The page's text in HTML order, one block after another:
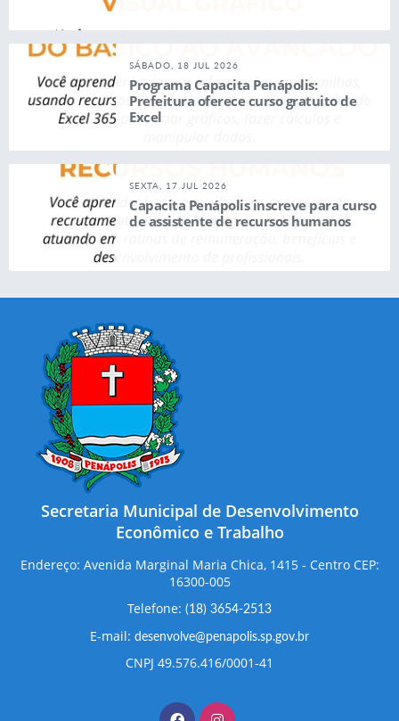
SÁBADO, 18 JUL 2026
Programa Capacita Penápolis:
Prefeitura oferece curso gratuito de
Excel
SEXTA, 17 JUL 2026
Capacita Penápolis inscreve para curso
de assistente de recursos humanos
Secretaria Municipal de Desenvolvimento
Econômico e Trabalho
Endereço: Avenida Marginal Maria Chica, 1415 - Centro CEP:
16300-005
Telefone: (18) 3654-2513
E-mail: desenvolve@penapolis.sp.gov.br
CNPJ 49.576.416/0001-41